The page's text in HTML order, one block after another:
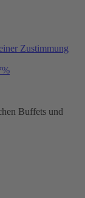
Zustimmung
Buffets und